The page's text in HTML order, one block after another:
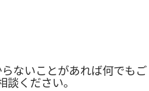
ないことがあれば何でもご
談ください。